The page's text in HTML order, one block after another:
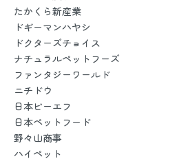
たかくら新産業
ドギーマンハヤシ
ドクターズチョイス
ナチュラルペットフーズ
ファンタジーワールド
ニチドウ
日本ビーエフ
日本ペットフード
野々山商事
ハイペット